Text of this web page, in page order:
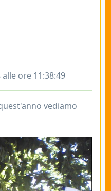
ore 11:38:49
vediamo